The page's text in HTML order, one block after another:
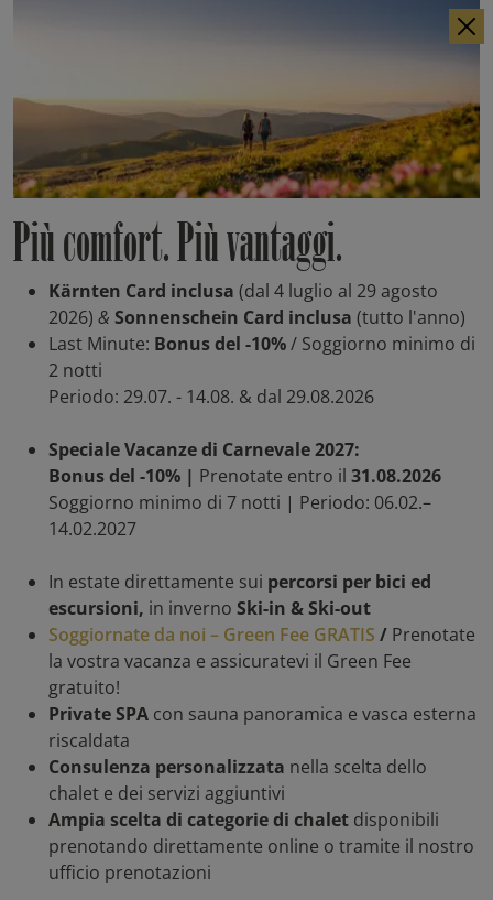
Più comfort. Più vantaggi.
Kärnten Card inclusa (dal 4 luglio al 29 agosto
2026) & Sonnenschein Card inclusa (tutto l'anno)
Last Minute: Bonus del -10%/ Soggiorno minimo di
2 notti
Periodo: 29.07. - 14.08. & dal 29.08.2026
Speciale Vacanze di Carnevale 2027:
Bonus del -10% | Prenotate entro il 31.08.2026
Soggiorno minimo di 7 notti | Periodo: 06.02.–
14.02.2027
In estate direttamente sui percorsi per bici ed
escursioni, in inverno Ski-in & Ski-out
Soggiornate da noi – Green Fee GRATIS / Prenotate
la vostra vacanza e assicuratevi il Green Fee
gratuito!
Private SPA con sauna panoramica e vasca esterna
riscaldata
Consulenza personalizzata nella scelta dello
chalet e dei servizi aggiuntivi
Ampia scelta di categorie di chalet disponibili
prenotando direttamente online o tramite il nostro
ufficio prenotazioni